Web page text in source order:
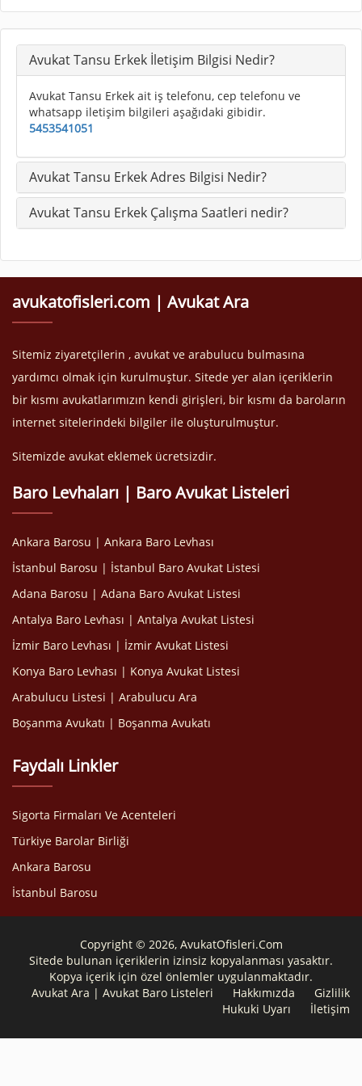
Avukat Tansu Erkek İletişim Bilgisi Nedir?
Avukat Tansu Erkek ait iş telefonu, cep telefonu ve
whatsapp iletişim bilgileri aşağıdaki gibidir.
5453541051
Avukat Tansu Erkek Adres Bilgisi Nedir?
Avukat Tansu Erkek Çalışma Saatleri nedir?
avukatofisleri.com | Avukat Ara
Sitemiz ziyaretçilerin , avukat ve arabulucu bulmasına
yardımcı olmak için kurulmuştur. Sitede yer alan içeriklerin
bir kısmı avukatlarımızın kendi girişleri, bir kısmı da baroların
internet sitelerindeki bilgiler ile oluşturulmuştur.
Sitemizde avukat eklemek ücretsizdir.
Baro Levhaları | Baro Avukat Listeleri
Ankara Barosu | Ankara Baro Levhası
İstanbul Barosu | İstanbul Baro Avukat Listesi
Adana Barosu | Adana Baro Avukat Listesi
Antalya Baro Levhası | Antalya Avukat Listesi
İzmir Baro Levhası | İzmir Avukat Listesi
Konya Baro Levhası | Konya Avukat Listesi
Arabulucu Listesi | Arabulucu Ara
Boşanma Avukatı | Boşanma Avukatı
Faydalı Linkler
Sigorta Firmaları Ve Acenteleri
Türkiye Barolar Birliği
Ankara Barosu
İstanbul Barosu
Copyright © 2026, AvukatOfisleri.Com
Sitede bulunan içeriklerin izinsiz kopyalanması yasaktır.
Kopya içerik için özel önlemler uygulanmaktadır.
Avukat Ara | Avukat Baro Listeleri
Hakkımızda
Gizlilik
Hukuki Uyarı
İletişim